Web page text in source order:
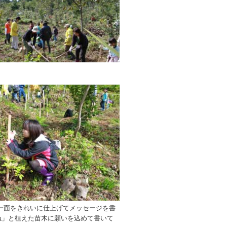
をきれいに仕上げてメッセージを書
と植えた苗木に願いを込めて書いて